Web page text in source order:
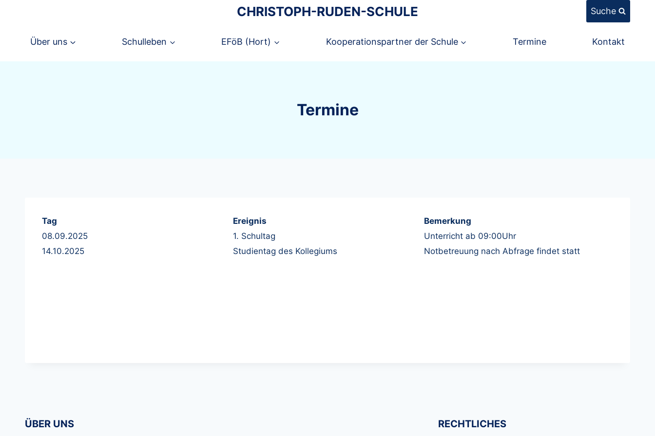
CHRISTOPH-RUDEN-SCHULE Suche
Über uns Schulleben EFöB (Hort) Kooperationspartner der Schule Termine Kontakt
Termine
Tag Ereignis
Bemerkung
08.09.2025
1. Schultag
Unterricht ab 09:00Uhr
14.10.2025
Studientag des Kollegiums Notbetreuung nach Abfrage findet statt
ÜBER UNS RECHTLICHES